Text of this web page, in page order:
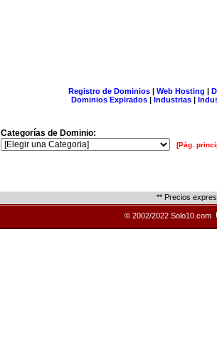
Registro de Dominios| Web Hosting |
Dominios Expirados | Industrias |
Categorías de Dominio:
[Pág.
** Precios
© 2002/2022 Solo10.com